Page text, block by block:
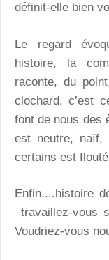
définit-elle bien
Le regard
histoire, la
raconte, du
clochard, c’est
font de nous des
est neutre, naïf,
certains est
Enfin....histoire
travaillez-vous
Voudriez-vous